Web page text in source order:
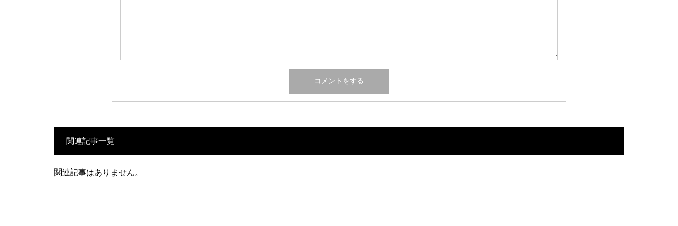
関連記事一覧
関連記事はありません。